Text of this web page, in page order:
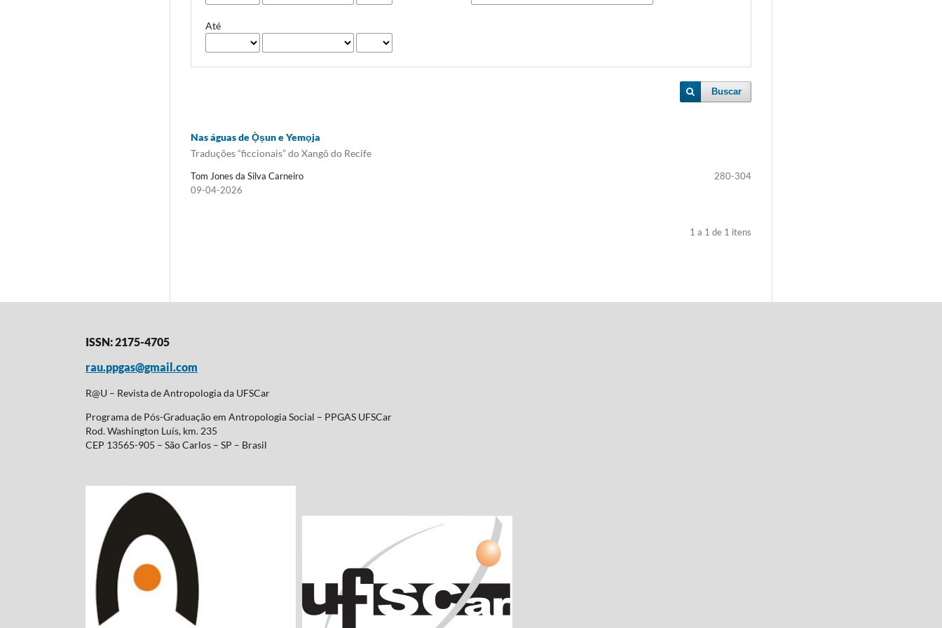
Até
Buscar
Nas águas de Ọ̀ṣun e Yemọja
Traduções “ficcionais” do Xangô do Recife
Tom Jones da Silva Carneiro
280-304
09-04-2026
1 a 1 de 1 itens
ISSN: 2175-4705
rau.ppgas@gmail.com
R@U – Revista de Antropologia da UFSCar
Programa de Pós-Graduação em Antropologia Social – PPGAS UFSCar
Rod. Washington Luís, km. 235
CEP 13565-905 – São Carlos – SP – Brasil